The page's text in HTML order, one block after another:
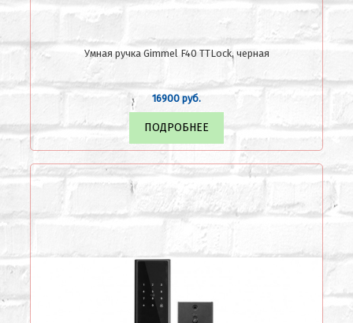
Умная ручка Gimmel F40 TTLock, черная
16900 руб.
ПОДРОБНЕЕ